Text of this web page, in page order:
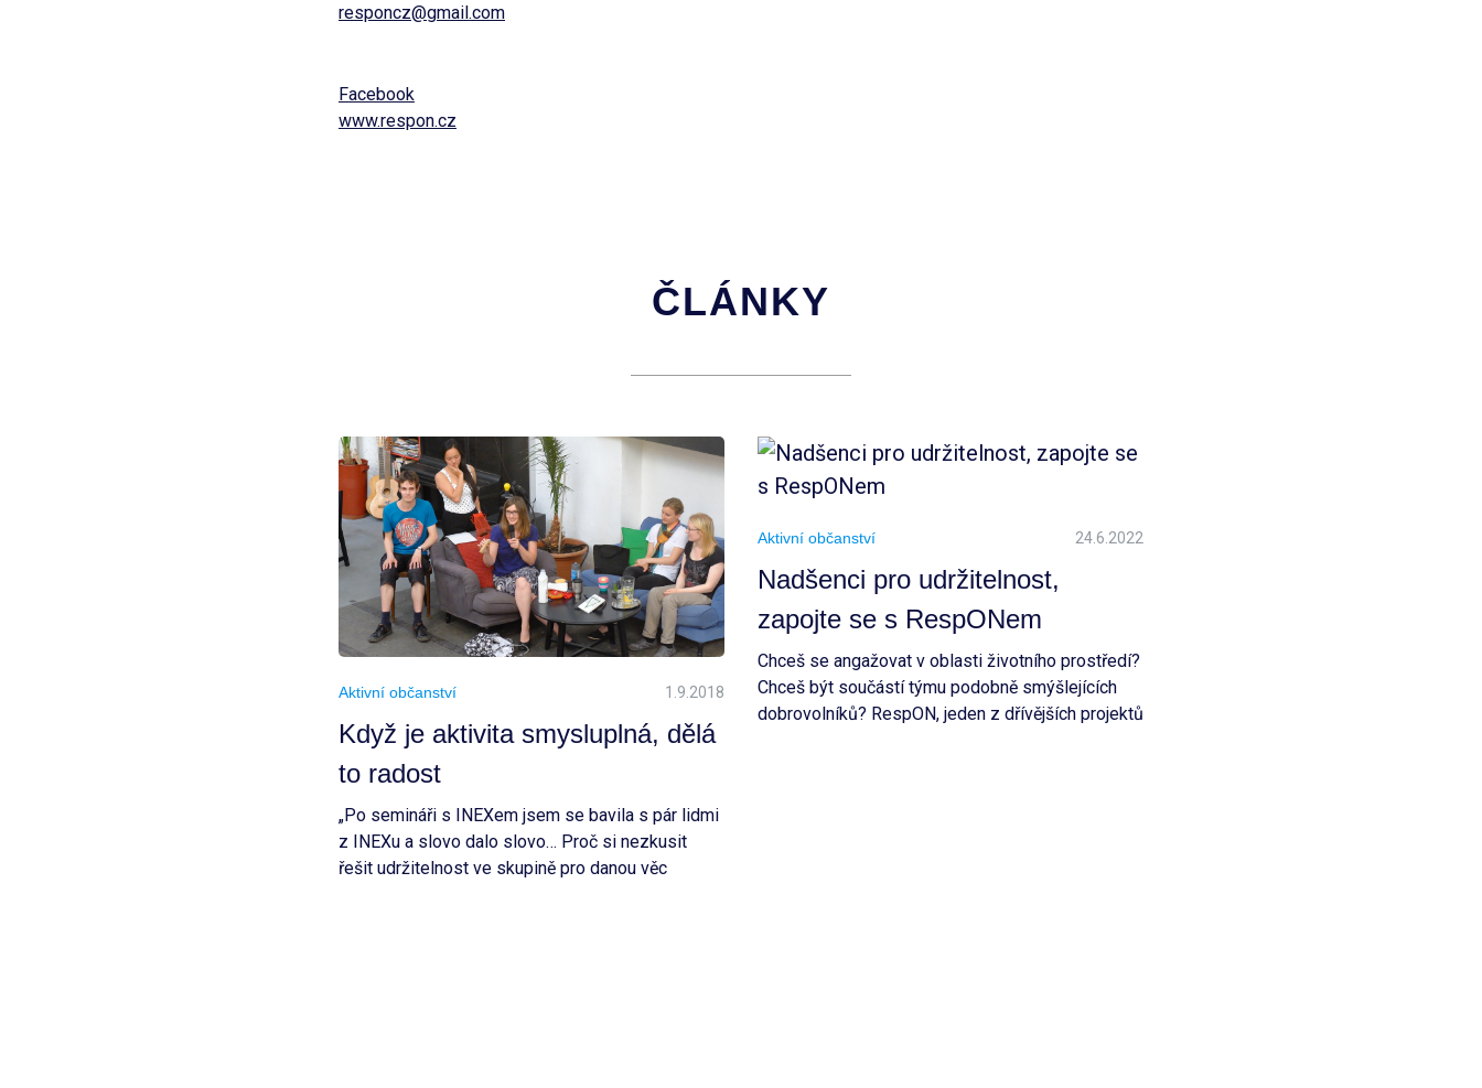
responcz@gmail.com
Facebook
www.respon.cz
ČLÁNKY
Aktivní občanství 1.9.2018
Když je aktivita smysluplná, dělá
to radost
„Po semináři s INEXem jsem se bavila s pár lidmi
z INEXu a slovo dalo slovo… Proč si nezkusit
řešit udržitelnost ve skupině pro danou věc
Aktivní občanství 24.6.2022
Nadšenci pro udržitelnost,
zapojte se s RespONem
Chceš se angažovat v oblasti životního prostředí?
Chceš být součástí týmu podobně smýšlejících
dobrovolníků? RespON, jeden z dřívějších projektů